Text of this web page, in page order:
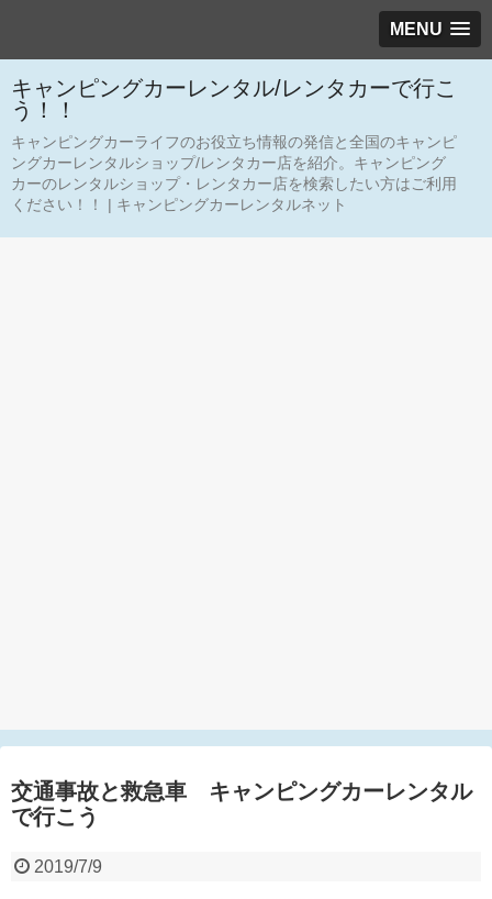
MENU
キャンピングカーレンタル/レンタカーで行こ
う！！
キャンピングカーライフのお役立ち情報の発信と全国のキャンピ
ングカーレンタルショップ/レンタカー店を紹介。キャンピング
カーのレンタルショップ・レンタカー店を検索したい方はご利用
ください！！ | キャンピングカーレンタルネット
交通事故と救急車 キャンピングカーレンタル
で行こう
2019/7/9